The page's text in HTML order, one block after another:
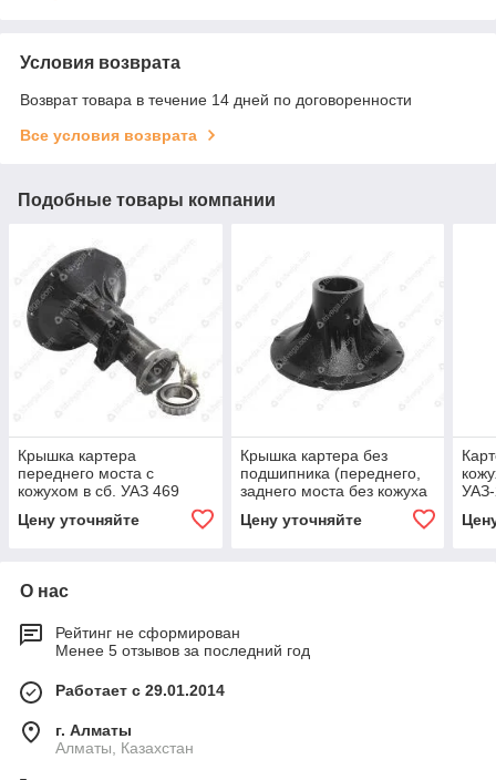
Условия возврата
Возврат товара в течение 14 дней по договоренности
Все условия возврата
Подобные товары компании
Крышка картера
переднего моста с
кожухом в сб. УАЗ 469
Цену уточняйте
Крышка картера без
подшипника (переднего,
заднего моста без кожуха
Цену уточняйте
О нас
Рейтинг не сформирован
Менее 5 отзывов за последний год
Работает с 29.01.2014
г. Алматы
Алматы, Казахстан